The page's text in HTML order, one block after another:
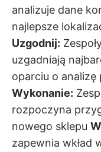
analizuje dane
najlepsze
Uzgodnij:
uzgadniają
oparciu o
Wykonanie:
rozpoczyna
nowego sklepu
zapewnia wkład